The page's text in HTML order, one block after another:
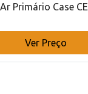
Primário Case CE
Ver Preço